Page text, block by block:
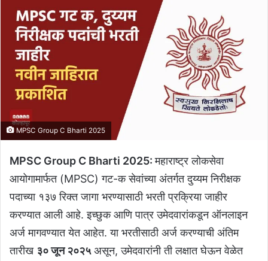
MPSC Group C Bharti 2025
MPSC Group C Bharti 2025:महाराष्ट्र लोकसेवा
आयोगामार्फत (MPSC) गट-क सेवांच्या अंतर्गत दुय्यम निरीक्षक
पदाच्या १३७ रिक्त जागा भरण्यासाठी भरती प्रक्रिया जाहीर
करण्यात आली आहे. इच्छुक आणि पात्र उमेदवारांकडून ऑनलाइन
अर्ज मागवण्यात येत आहेत. या भरतीसाठी अर्ज करण्याची अंतिम
तारीख ३० जून २०२५ असून, उमेदवारांनी ती लक्षात घेऊन वेळेत